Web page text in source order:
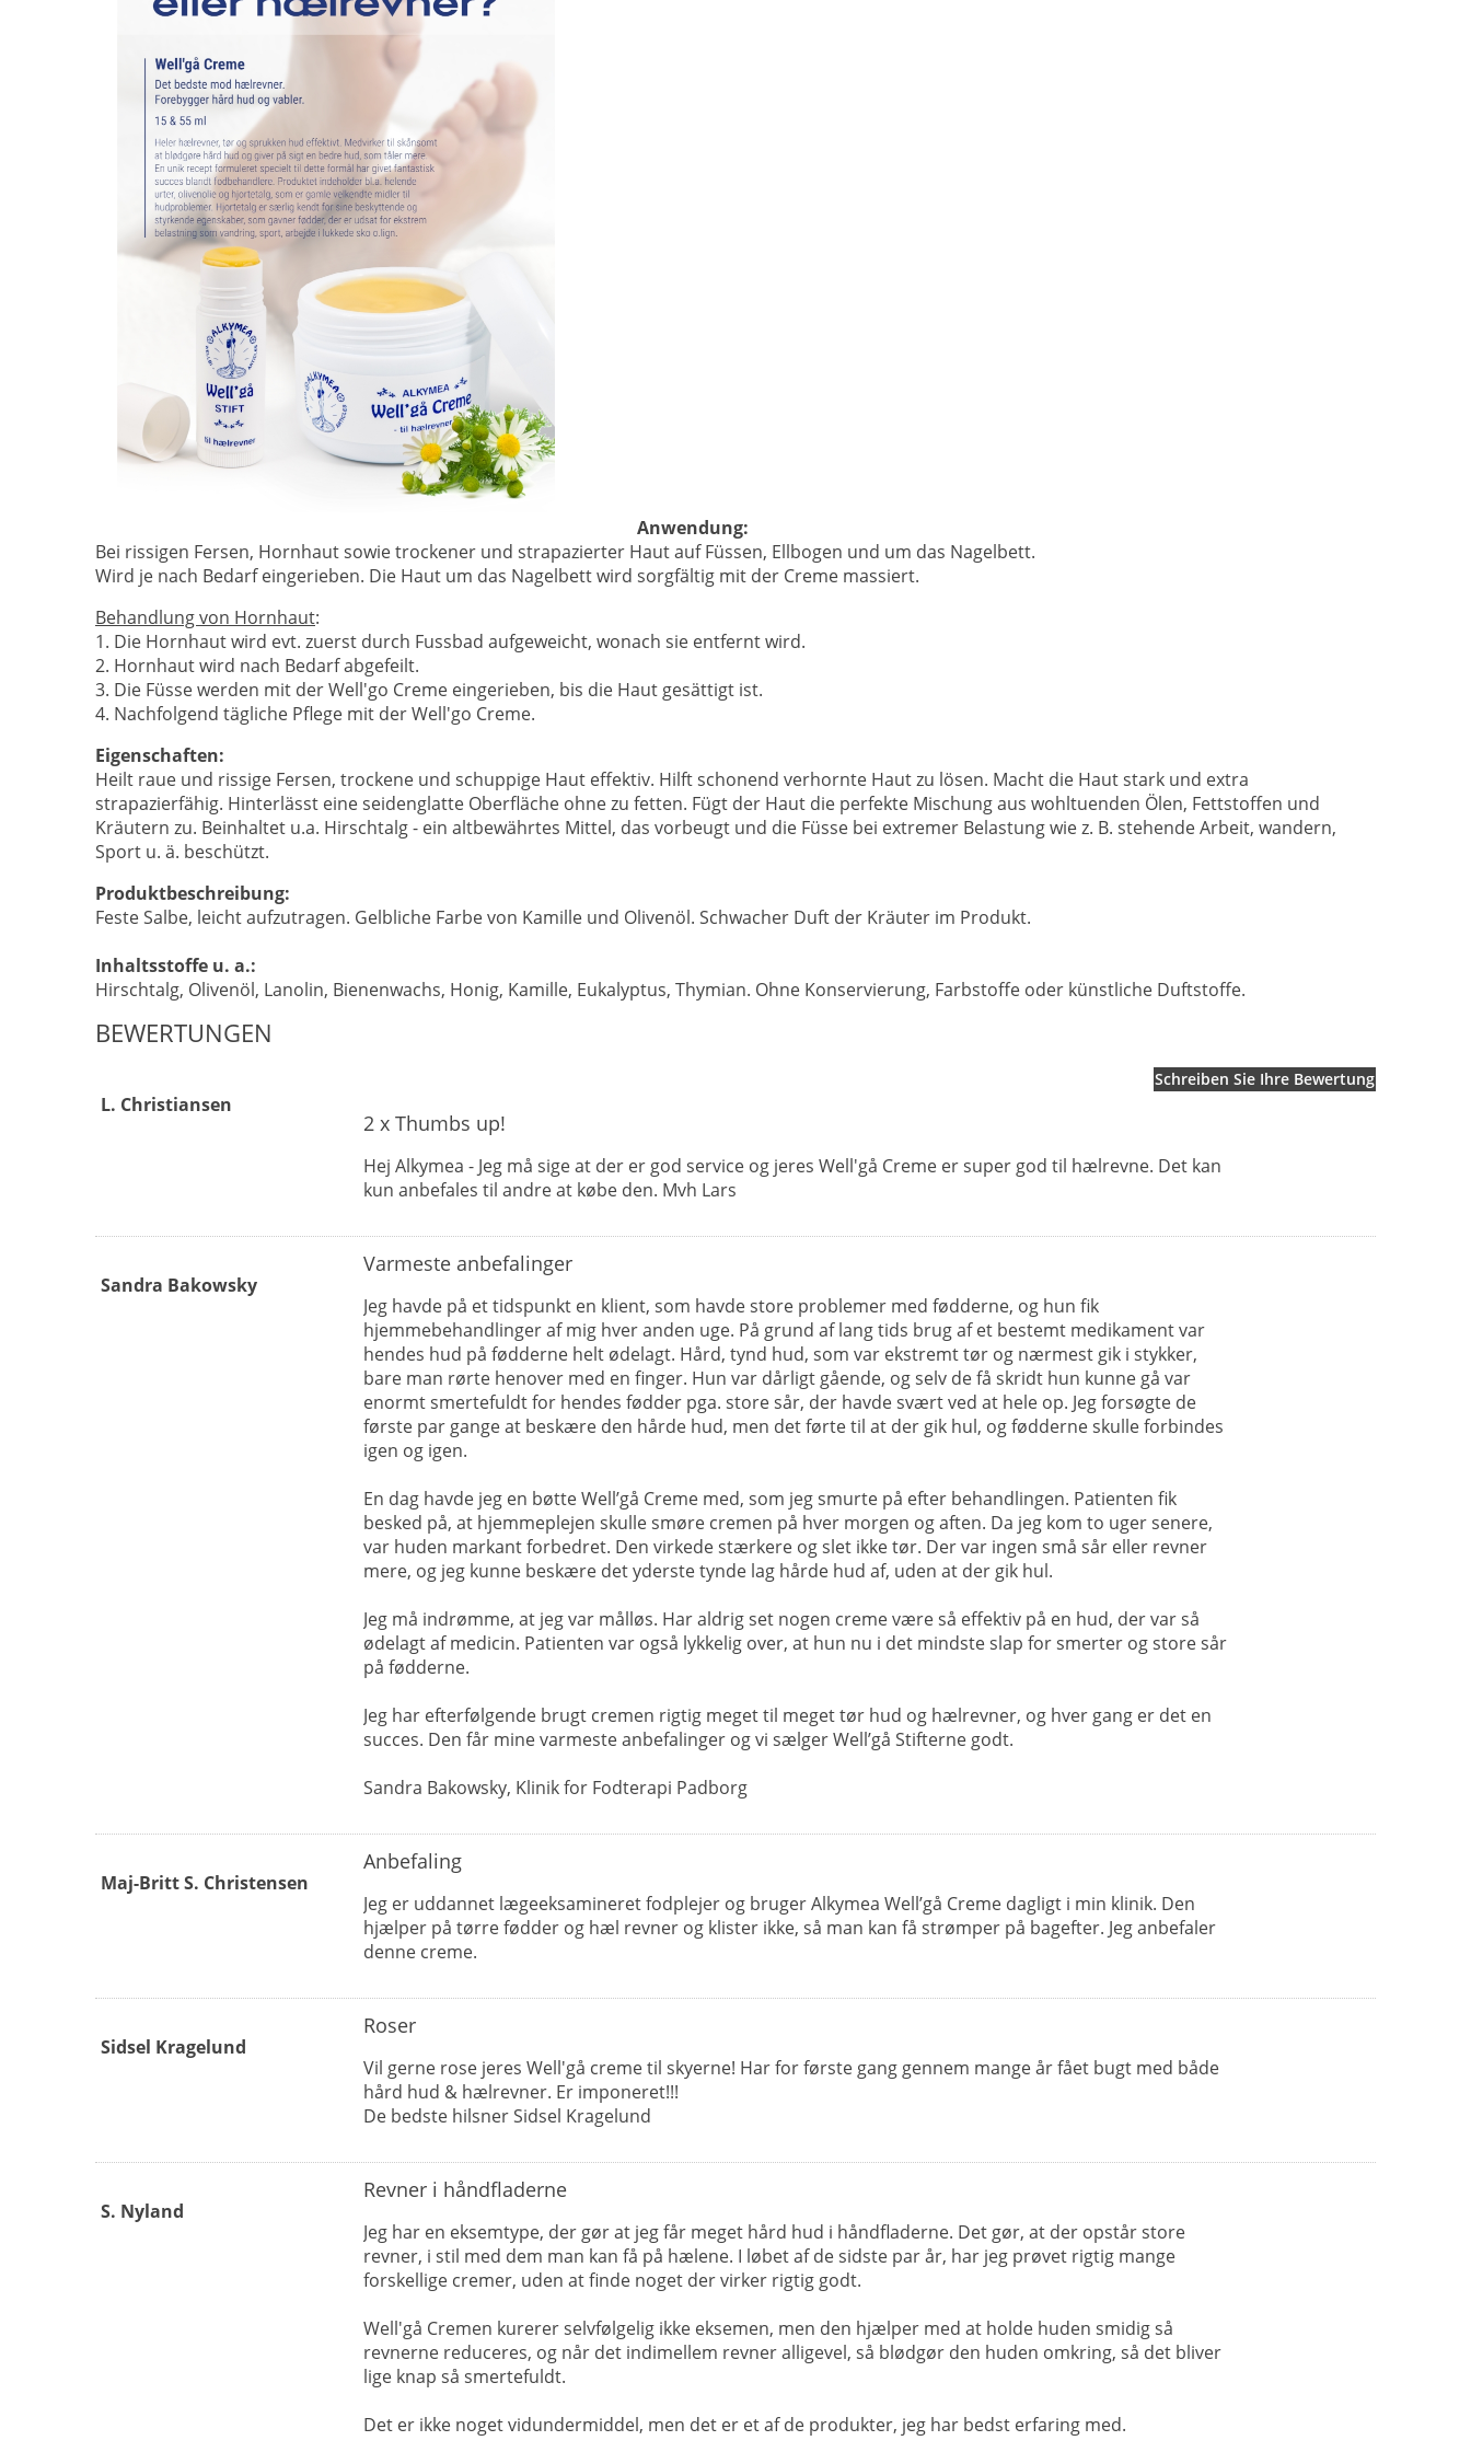
Anwendung:
Bei rissigen Fersen, Hornhaut sowie trockener und strapazierter Haut auf Füssen, Ellbogen und um das Nagelbett.
Wird je nach Bedarf eingerieben. Die Haut um das Nagelbett wird sorgfältig mit der Creme massiert.
Behandlung von Hornhaut:
1. Die Hornhaut wird evt. zuerst durch Fussbad aufgeweicht, wonach sie entfernt wird.
2. Hornhaut wird nach Bedarf abgefeilt.
3. Die Füsse werden mit der Well'go Creme eingerieben, bis die Haut gesättigt ist.
4. Nachfolgend tägliche Pflege mit der Well'go Creme.
Eigenschaften:
Heilt raue und rissige Fersen, trockene und schuppige Haut effektiv. Hilft schonend verhornte Haut zu lösen. Macht die Haut stark und extra
strapazierfähig. Hinterlässt eine seidenglatte Oberfläche ohne zu fetten. Fügt der Haut die perfekte Mischung aus wohltuenden Ölen, Fettstoffen und
Kräutern zu. Beinhaltet u.a. Hirschtalg - ein altbewährtes Mittel, das vorbeugt und die Füsse bei extremer Belastung wie z. B. stehende Arbeit, wandern,
Sport u. ä. beschützt.
Produktbeschreibung:
Feste Salbe, leicht aufzutragen. Gelbliche Farbe von Kamille und Olivenöl. Schwacher Duft der Kräuter im Produkt.
Inhaltsstoffe u. a.:
Hirschtalg, Olivenöl, Lanolin, Bienenwachs, Honig, Kamille, Eukalyptus, Thymian. Ohne Konservierung, Farbstoffe oder künstliche Duftstoffe.
BEWERTUNGEN
Schreiben Sie Ihre Bewertung
L. Christiansen
2 x Thumbs up!
Hej Alkymea - Jeg må sige at der er god service og jeres Well'gå Creme er super god til hælrevne. Det kan
kun anbefales til andre at købe den. Mvh Lars
Sandra Bakowsky
Varmeste anbefalinger
Jeg havde på et tidspunkt en klient, som havde store problemer med fødderne, og hun fik
hjemmebehandlinger af mig hver anden uge. På grund af lang tids brug af et bestemt medikament var
hendes hud på fødderne helt ødelagt. Hård, tynd hud, som var ekstremt tør og nærmest gik i stykker,
bare man rørte henover med en finger. Hun var dårligt gående, og selv de få skridt hun kunne gå var
enormt smertefuldt for hendes fødder pga. store sår, der havde svært ved at hele op. Jeg forsøgte de
første par gange at beskære den hårde hud, men det førte til at der gik hul, og fødderne skulle forbindes
igen og igen.
En dag havde jeg en bøtte Well’gå Creme med, som jeg smurte på efter behandlingen. Patienten fik
besked på, at hjemmeplejen skulle smøre cremen på hver morgen og aften. Da jeg kom to uger senere,
var huden markant forbedret. Den virkede stærkere og slet ikke tør. Der var ingen små sår eller revner
mere, og jeg kunne beskære det yderste tynde lag hårde hud af, uden at der gik hul.
Jeg må indrømme, at jeg var målløs. Har aldrig set nogen creme være så effektiv på en hud, der var så
ødelagt af medicin. Patienten var også lykkelig over, at hun nu i det mindste slap for smerter og store sår
på fødderne.
Jeg har efterfølgende brugt cremen rigtig meget til meget tør hud og hælrevner, og hver gang er det en
succes. Den får mine varmeste anbefalinger og vi sælger Well’gå Stifterne godt.
Sandra Bakowsky, Klinik for Fodterapi Padborg
Maj-Britt S. Christensen
Anbefaling
Jeg er uddannet lægeeksamineret fodplejer og bruger Alkymea Well’gå Creme dagligt i min klinik. Den
hjælper på tørre fødder og hæl revner og klister ikke, så man kan få strømper på bagefter. Jeg anbefaler
denne creme.
Sidsel Kragelund
Roser
Vil gerne rose jeres Well'gå creme til skyerne! Har for første gang gennem mange år fået bugt med både
hård hud & hælrevner. Er imponeret!!!
De bedste hilsner Sidsel Kragelund
S. Nyland
Revner i håndfladerne
Jeg har en eksemtype, der gør at jeg får meget hård hud i håndfladerne. Det gør, at der opstår store
revner, i stil med dem man kan få på hælene. I løbet af de sidste par år, har jeg prøvet rigtig mange
forskellige cremer, uden at finde noget der virker rigtig godt.
Well'gå Cremen kurerer selvfølgelig ikke eksemen, men den hjælper med at holde huden smidig så
revnerne reduceres, og når det indimellem revner alligevel, så blødgør den huden omkring, så det bliver
lige knap så smertefuldt.
Det er ikke noget vidundermiddel, men det er et af de produkter, jeg har bedst erfaring med.